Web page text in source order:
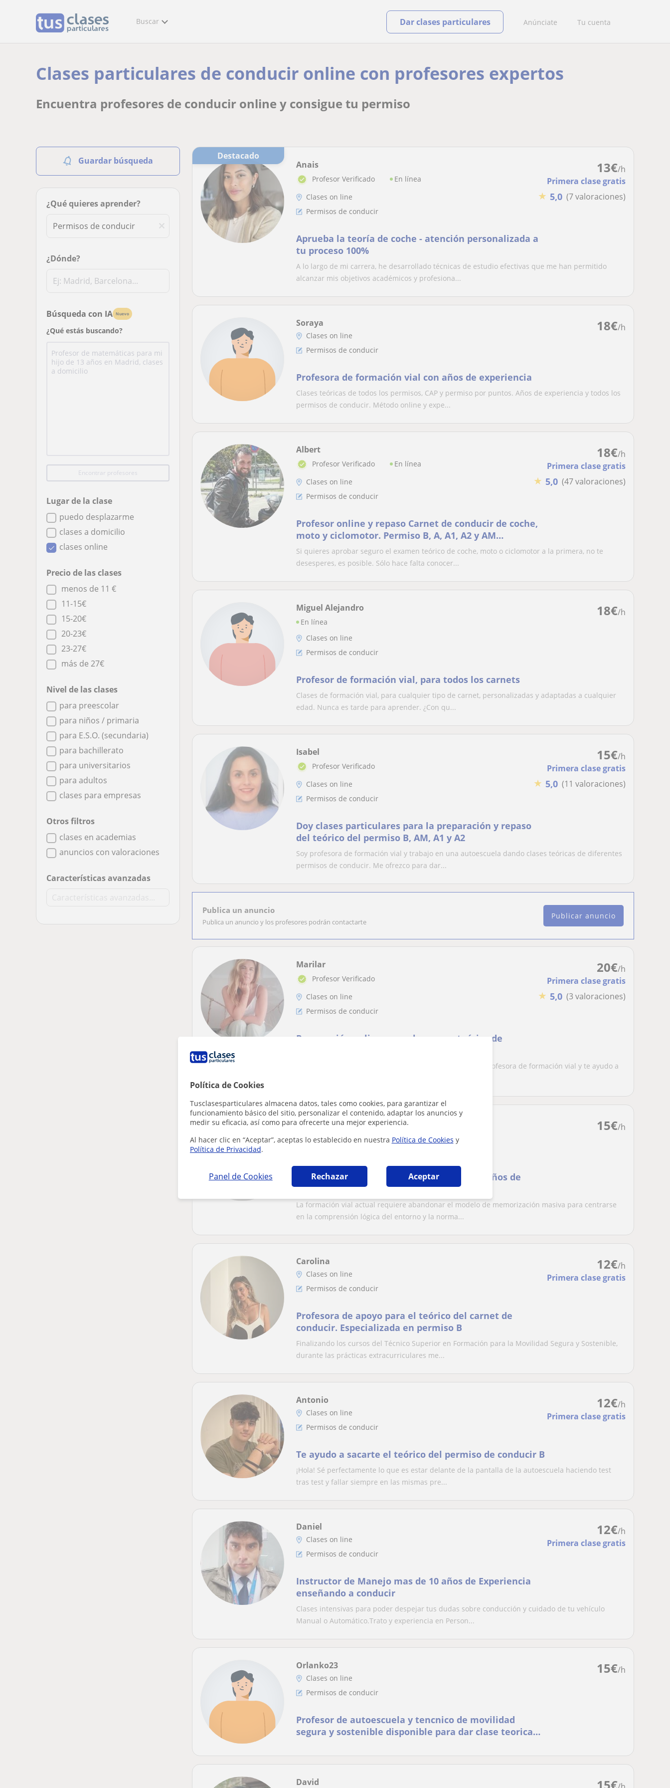
Política de Cookies
Tusclasesparticulares almacena datos, tales como cookies, para garantizar el
funcionamiento básico del sitio, personalizar el contenido, adaptar los anuncios y
medir su eficacia, así como para ofrecerte una mejor experiencia.
Al hacer clic en “Aceptar”, aceptas lo establecido en nuestra Política de Cookies y
Política de Privacidad.
Panel de Cookies Rechazar Aceptar
Buscar Anúnciate Tu cuenta
Dar clases particulares
Clases particulares de conducir online con profesores expertos
Encuentra profesores de conducir online y consigue tu permiso
Guardar búsqueda
¿Qué quieres aprender?
¿Dónde?
Búsqueda con IA Nuevo
¿Qué estás buscando?
Encontrar profesores
Lugar de la clase
puedo desplazarme
clases a domicilio
clases online
Precio de las clases
menos de 11 €
11-15€
15-20€
20-23€
23-27€
más de 27€
Nivel de las clases
para preescolar
para niños / primaria
para E.S.O. (secundaria)
para bachillerato
para universitarios
para adultos
clases para empresas
Otros filtros
clases en academias
anuncios con valoraciones
Características avanzadas
Destacado
13€/h
Primera clase gratis
★ 5,0 (7 valoraciones)
Anais
Profesor Verificado
En línea
Clases on line
Permisos de conducir
Aprueba la teoría de coche - atención personalizada a
tu proceso 100%
A lo largo de mi carrera, he desarrollado técnicas de estudio efectivas que me han permitido
alcanzar mis objetivos académicos y profesiona...
18€/h
Soraya
Clases on line
Permisos de conducir
Profesora de formación vial con años de experiencia
Clases teóricas de todos los permisos, CAP y permiso por puntos. Años de experiencia y todos los
permisos de conducir. Método online y expe...
18€/h
Primera clase gratis
★ 5,0 (47 valoraciones)
Albert
Profesor Verificado
En línea
Clases on line
Permisos de conducir
Profesor online y repaso Carnet de conducir de coche,
moto y ciclomotor. Permiso B, A, A1, A2 y AM
Autoescuela - Teórica
Si quieres aprobar seguro el examen teórico de coche, moto o ciclomotor a la primera, no te
desesperes, es posible. Sólo hace falta conocer...
18€/h
Miguel Alejandro
En línea
Clases on line
Permisos de conducir
Profesor de formación vial, para todos los carnets
Clases de formación vial, para cualquier tipo de carnet, personalizadas y adaptadas a cualquier
edad. Nunca es tarde para aprender. ¿Con qu...
15€/h
Primera clase gratis
★ 5,0 (11 valoraciones)
Isabel
Profesor Verificado
Clases on line
Permisos de conducir
Doy clases particulares para la preparación y repaso
del teórico del permiso B, AM, A1 y A2
Soy profesora de formación vial y trabajo en una autoescuela dando clases teóricas de diferentes
permisos de conducir. Me ofrezco para dar...
Publica un anuncio
Publica un anuncio y los profesores podrán contactarte
Publicar anuncio
20€/h
Primera clase gratis
★ 5,0 (3 valoraciones)
Marilar
Profesor Verificado
Clases on line
Permisos de conducir
Preparación online para el examen teórico de
🚗📚 Aprueba tu teórica con seguridad y sin agobiosSoy profesora de formación vial y te ayudo a
15€/h
Emilio
Clases on line
Profesor de Formación Vial con más de 20 años de
experiencia.
La formación vial actual requiere abandonar el modelo de memorización masiva para centrarse
en la comprensión lógica del entorno y la norma...
12€/h
Primera clase gratis
Carolina
Clases on line
Permisos de conducir
Profesora de apoyo para el teórico del carnet de
conducir. Especializada en permiso B
Finalizando los cursos del Técnico Superior en Formación para la Movilidad Segura y Sostenible,
durante las prácticas extracurriculares me...
12€/h
Primera clase gratis
Antonio
Clases on line
Permisos de conducir
Te ayudo a sacarte el teórico del permiso de conducir B
¡Hola! Sé perfectamente lo que es estar delante de la pantalla de la autoescuela haciendo test
tras test y fallar siempre en las mismas pre...
12€/h
Primera clase gratis
Daniel
Clases on line
Permisos de conducir
Instructor de Manejo mas de 10 años de Experiencia
enseñando a conducir
Clases intensivas para poder despejar tus dudas sobre conducción y cuidado de tu vehículo
Manual o Automático.Trato y experiencia en Person...
15€/h
Orlanko23
Clases on line
Permisos de conducir
Profesor de autoescuela y tencnico de movilidad
segura y sostenible disponible para dar clase teorica
David